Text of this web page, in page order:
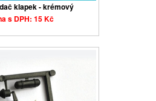
klapek - krémový
s DPH: 15 Kč